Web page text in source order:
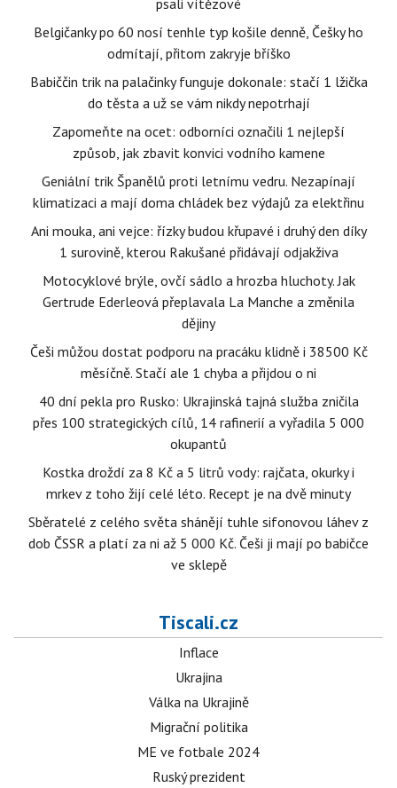
psali vítězové
Belgičanky po 60 nosí tenhle typ košile denně, Češky ho
odmítají, přitom zakryje bříško
Babiččin trik na palačinky funguje dokonale: stačí 1 lžička
do těsta a už se vám nikdy nepotrhají
Zapomeňte na ocet: odborníci označili 1 nejlepší
způsob, jak zbavit konvici vodního kamene
Geniální trik Španělů proti letnímu vedru. Nezapínají
klimatizaci a mají doma chládek bez výdajů za elektřinu
Ani mouka, ani vejce: řízky budou křupavé i druhý den díky
1 surovině, kterou Rakušané přidávají odjakživa
Motocyklové brýle, ovčí sádlo a hrozba hluchoty. Jak
Gertrude Ederleová přeplavala La Manche a změnila
dějiny
Češi můžou dostat podporu na pracáku klidně i 38500 Kč
měsíčně. Stačí ale 1 chyba a přijdou o ni
40 dní pekla pro Rusko: Ukrajinská tajná služba zničila
přes 100 strategických cílů, 14 rafinerií a vyřadila 5 000
okupantů
Kostka droždí za 8 Kč a 5 litrů vody: rajčata, okurky i
mrkev z toho žijí celé léto. Recept je na dvě minuty
Sběratelé z celého světa shánějí tuhle sifonovou láhev z
dob ČSSR a platí za ni až 5 000 Kč. Češi ji mají po babičce
ve sklepě
Tiscali.cz
Inflace
Ukrajina
Válka na Ukrajině
Migrační politika
ME ve fotbale 2024
Ruský prezident